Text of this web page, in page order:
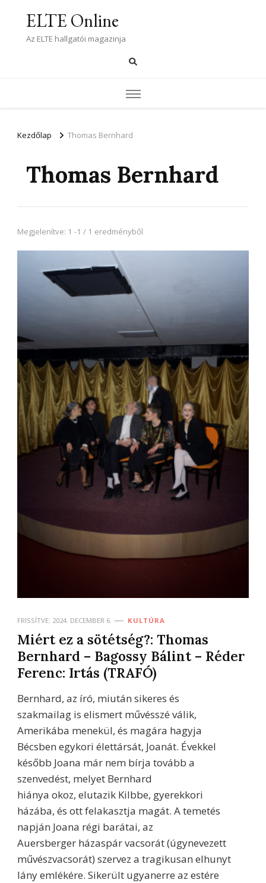
ELTE Online
Az ELTE hallgatói magazinja
Kezdőlap Thomas Bernhard
Thomas Bernhard
Megjelenítve: 1 -1 / 1 eredményből
FRISSÍTVE: 2024. DECEMBER 6. KULTÚRA
Miért ez a sötétség?: Thomas
Bernhard – Bagossy Bálint – Réder
Ferenc: Irtás (TRAFÓ)
Bernhard, az író, miután sikeres és
szakmailag is elismert művésszé válik,
Amerikába menekül, és magára hagyja
Bécsben egykori élettársát, Joanát. Évekkel
később Joana már nem bírja tovább a
szenvedést, melyet Bernhard
hiánya okoz, elutazik Kilbbe, gyerekkori
házába, és ott felakasztja magát. A temetés
napján Joana régi barátai, az
Auersberger házaspár vacsorát (úgynevezett
művészvacsorát) szervez a tragikusan elhunyt
lány emlékére. Sikerült ugyanerre az estére